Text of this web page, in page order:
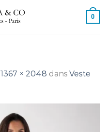
0
1367 × 2048 dans Veste